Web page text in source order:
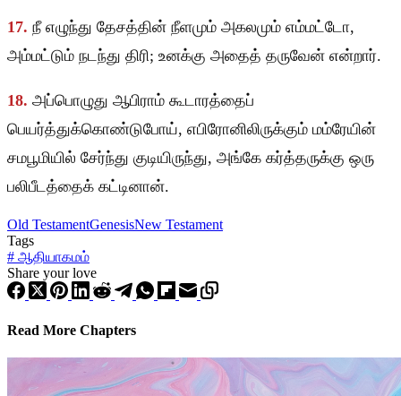
17. நீ எழுந்து தேசத்தின் நீளமும் அகலமும் எம்மட்டோ,
அம்மட்டும் நடந்து திரி; உனக்கு அதைத் தருவேன் என்றார்.
18. அப்பொழுது ஆபிராம் கூடாரத்தைப்
பெயர்த்துக்கொண்டுபோய், எபிரோனிலிருக்கும் மம்ரேயின்
சமபூமியில் சேர்ந்து குடியிருந்து, அங்கே கர்த்தருக்கு ஒரு
பலிபீடத்தைக் கட்டினான்.
Old TestamentGenesisNew Testament
Tags
# ஆதியாகமம்
Share your love
Read More Chapters